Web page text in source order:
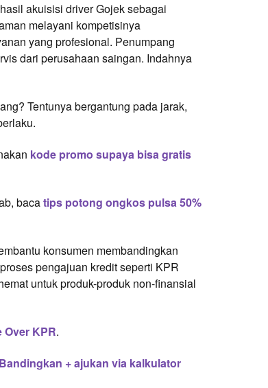
akuisisi driver Gojek sebagai
melayani kompetisinya
yang profesional. Penumpang
dari perusahaan saingan. Indahnya
Tentunya bergantung pada jarak,
kode promo supaya bisa gratis
bacatips potong ongkos pulsa 50%
konsumen membandingkan
pengajuan kredit seperti KPR
untuk produk-produk non-finansial
Over KPR.
Bandingkan + ajukan via kalkulator